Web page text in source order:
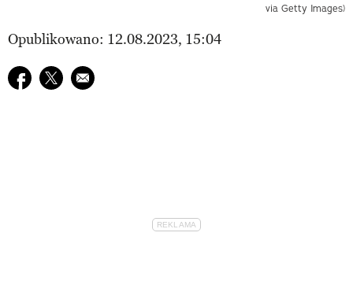
via Getty Images)
Opublikowano: 12.08.2023, 15:04
Udostępnij na facebook
Udostępnij na twitter
E-mail do przyjaciela